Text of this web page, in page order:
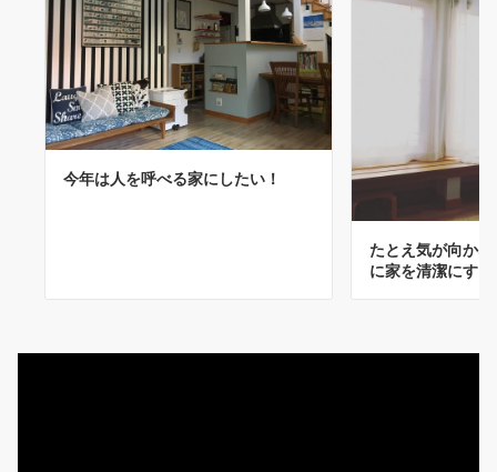
今年は人を呼べる家にしたい！
たとえ気が向か
に家を清潔にする